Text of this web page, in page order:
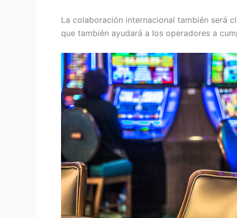
La colaboración internacional también será
que también ayudará a los operadores a